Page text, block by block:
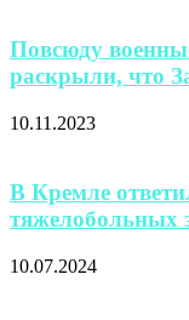
Повсюду
раскрыли, что
10.11.2023
В Кремле
тяжелобольных
10.07.2024